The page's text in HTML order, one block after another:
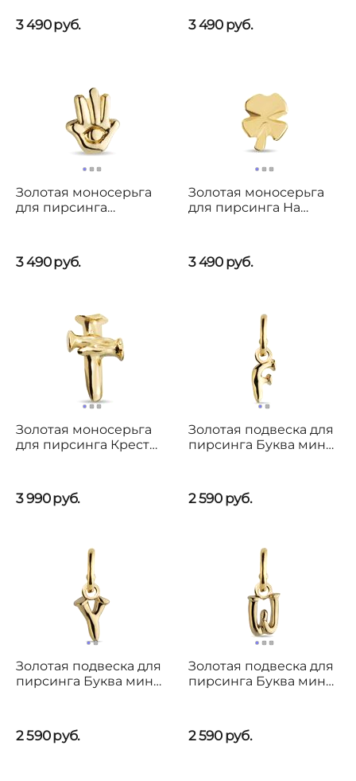
3 490руб. 3 490 руб.
Золотая моносерьга
для пирсинга
3 490руб.
Золотая моносерьга
для пирсинга На
3 490 руб.
Золотая моносерьга
для пирсинга Крест
3 990руб.
Золотая подвеска для
пирсинга Буква мини
2 590 руб.
Золотая подвеска для
пирсинга Буква мини
2 590руб.
Золотая подвеска для
пирсинга Буква мини
2 590 руб.